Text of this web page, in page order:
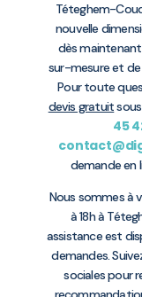
Téteghem-
nouvelle
dès
sur-mesure et
Pour toute
devis gratuit
45
demande en
Nous sommes à
à 18h à
assistance est
demandes.
sociales pour